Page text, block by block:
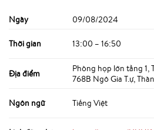
Ngày 09/08/2024
Thời gian 13:00 – 16:50
Địa điểm
Phòng họp lớn tầng 1,
768B Ngô Gia T.ự,
Ngôn ngữ Tiếng Việt